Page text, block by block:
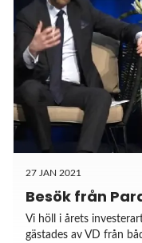
27 JAN 2021
Besök från
Vi höll i årets
gästades av VD från